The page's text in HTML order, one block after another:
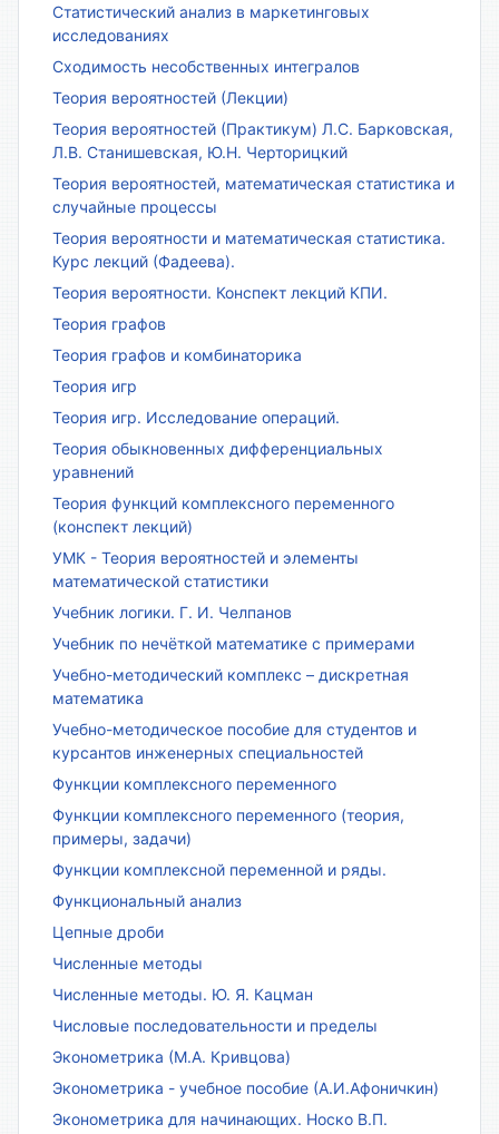
Статистический анализ в маркетинговых
исследованиях
Сходимость несобственных интегралов
Теория вероятностей (Лекции)
Теория вероятностей (Практикум) Л.С. Барковская,
Л.В. Станишевская, Ю.Н. Черторицкий
Теория вероятностей, математическая статистика и
случайные процессы
Теория вероятности и математическая статистика.
Курс лекций (Фадеева).
Теория вероятности. Конспект лекций КПИ.
Теория графов
Теория графов и комбинаторика
Теория игр
Теория игр. Исследование операций.
Теория обыкновенных дифференциальных
уравнений
Теория функций комплексного переменного
(конспект лекций)
УМК - Теория вероятностей и элементы
математической статистики
Учебник логики. Г. И. Челпанов
Учебник по нечёткой математике с примерами
Учебно-методический комплекс – дискретная
математика
Учебно-методическое пособие для студентов и
курсантов инженерных специальностей
Функции комплексного переменного
Функции комплексного переменного (теория,
примеры, задачи)
Функции комплексной переменной и ряды.
Функциональный анализ
Цепные дроби
Численные методы
Численные методы. Ю. Я. Кацман
Числовые последовательности и пределы
Эконометрика (М.А. Кривцова)
Эконометрика - учебное пособие (А.И.Афоничкин)
Эконометрика для начинающих. Носко В.П.